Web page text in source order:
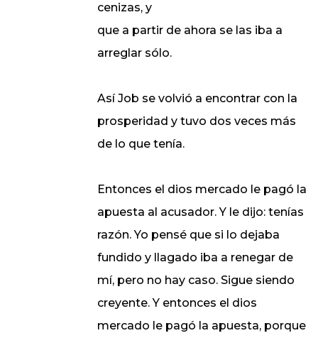
cenizas, y
que a partir de ahora se las iba a
arreglar sólo.
Así Job se volvió a encontrar con la
prosperidad y tuvo dos veces más
de lo que tenía.
Entonces el dios mercado le pagó la
apuesta al acusador. Y le dijo: tenías
razón. Yo pensé que si lo dejaba
fundido y llagado iba a renegar de
mí, pero no hay caso. Sigue siendo
creyente. Y entonces el dios
mercado le pagó la apuesta, porque